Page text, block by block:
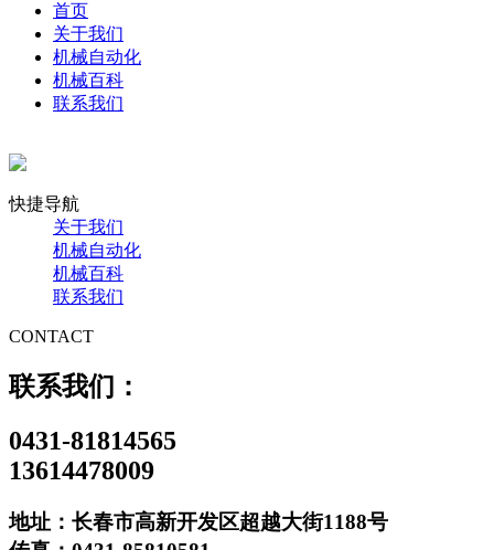
首页
关于我们
机械自动化
机械百科
联系我们
快捷导航
关于我们
机械自动化
机械百科
联系我们
CONTACT
联系我们：
0431-81814565
13614478009
地址：长春市高新开发区超越大街1188号